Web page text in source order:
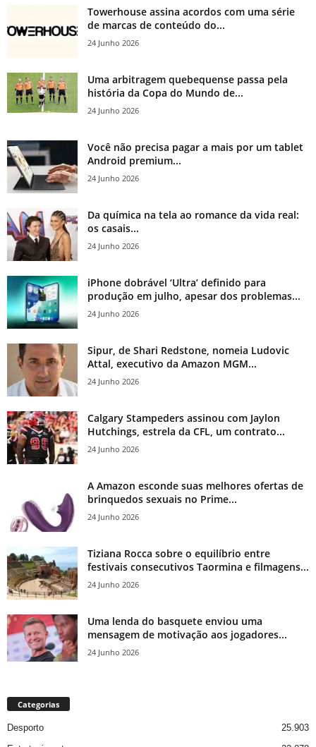
Towerhouse assina acordos com uma série
de marcas de conteúdo do...
24 Junho 2026
Uma arbitragem quebequense passa pela
história da Copa do Mundo de...
24 Junho 2026
Você não precisa pagar a mais por um tablet
Android premium...
24 Junho 2026
Da química na tela ao romance da vida real:
os casais...
24 Junho 2026
iPhone dobrável ‘Ultra’ definido para
produção em julho, apesar dos problemas...
24 Junho 2026
Sipur, de Shari Redstone, nomeia Ludovic
Attal, executivo da Amazon MGM...
24 Junho 2026
Calgary Stampeders assinou com Jaylon
Hutchings, estrela da CFL, um contrato...
24 Junho 2026
A Amazon esconde suas melhores ofertas de
brinquedos sexuais no Prime...
24 Junho 2026
Tiziana Rocca sobre o equilíbrio entre
festivais consecutivos Taormina e filmagens...
24 Junho 2026
Uma lenda do basquete enviou uma
mensagem de motivação aos jogadores...
24 Junho 2026
Categorias
Desporto
25.903